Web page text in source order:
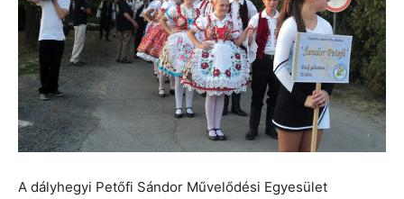
A dályhegyi Petőfi Sándor Művelődési Egyesület